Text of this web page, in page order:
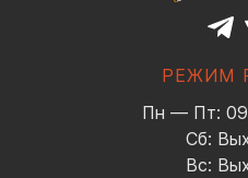
РЕЖИМ
Пн — Пт:
Сб:
Вс: